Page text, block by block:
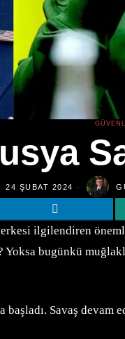
24 ŞUBAT 2024
ilgilendiren
bugünkü
Savaş